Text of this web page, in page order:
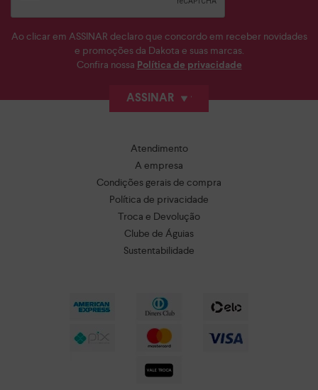
Ao clicar em ASSINAR declaro que concordo em receber novidades
e promoções da Dakota e suas marcas.
Confira nossa Política de privacidade
ASSINAR
Atendimento
A empresa
Condições gerais de compra
Política de privacidade
Troca e Devolução
Clube de Águias
Sustentabilidade